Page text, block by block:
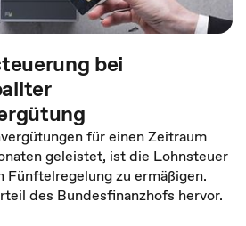
bei
für einen Zeitraum
geleistet, ist die Lohnsteuer
Fünftelregelung zu ermäßigen.
des Bundesfinanzhofs hervor.